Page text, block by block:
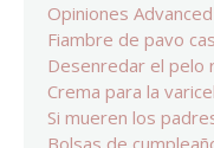
Opiniones
Fiambre de pavo
Desenredar el pelo
Crema para la
Si mueren los